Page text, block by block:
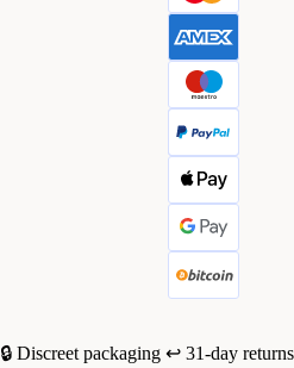
🔒 Discreet packaging ↩️ 31-day returns